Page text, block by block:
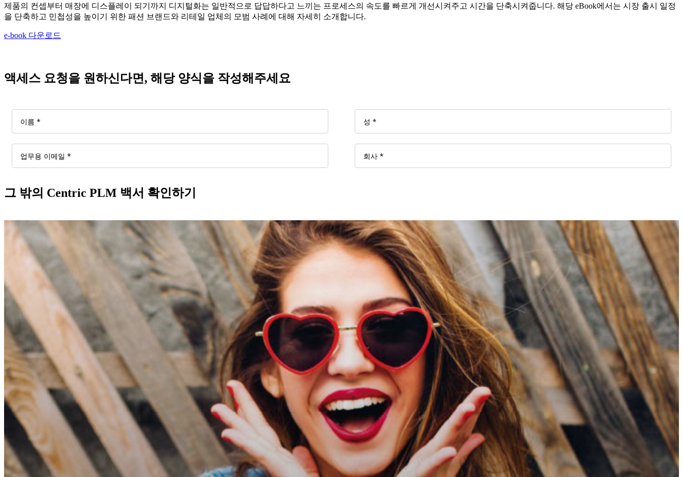
제품의 컨셉부터 매장에 디스플레이 되기까지 디지털화는 일반적으로 답답하다고 느끼는 프로세스의 속도를 빠르게 개선시켜주고 시간을 단축시켜줍니다. 해당 eBook에서는 시장 출시 일정
을 단축하고 민첩성을 높이기 위한 패션 브랜드와 리테일 업체의 모범 사례에 대해 자세히 소개합니다.
e-book 다운로드
액세스 요청을 원하신다면, 해당 양식을 작성해주세요
그 밖의 Centric PLM 백서 확인하기